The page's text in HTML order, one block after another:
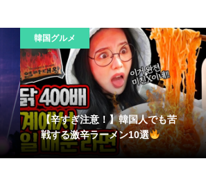
韓国グルメ
【辛すぎ注意！】韓国人でも苦
戦する激辛ラーメン10選